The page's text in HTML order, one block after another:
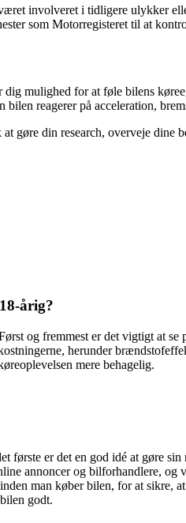
involveret i tidligere ulykker
som Motorregisteret til at
mulighed for at føle bilens
reagerer på acceleration,
gøre din research, overveje
årig?
og fremmest er det vigtigt at
herunder
mere behagelig.
er det en god idé at gøre
annoncer og bilforhandlere,
man køber bilen, for at sikre,
godt.